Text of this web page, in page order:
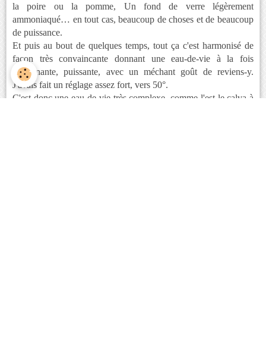
la poire ou la pomme, Un fond de verre légèrement
ammoniaqué… en tout cas, beaucoup de choses et de beaucoup
de puissance.
Et puis au bout de quelques temps, tout ça c'est harmonisé de
façon très convaincante donnant une eau-de-vie à la fois
surprenante, puissante, avec un méchant goût de reviens-y.
J'avais fait un réglage assez fort, vers 50°.
C'est donc une eau-de-vie très complexe, comme l'est le calva à